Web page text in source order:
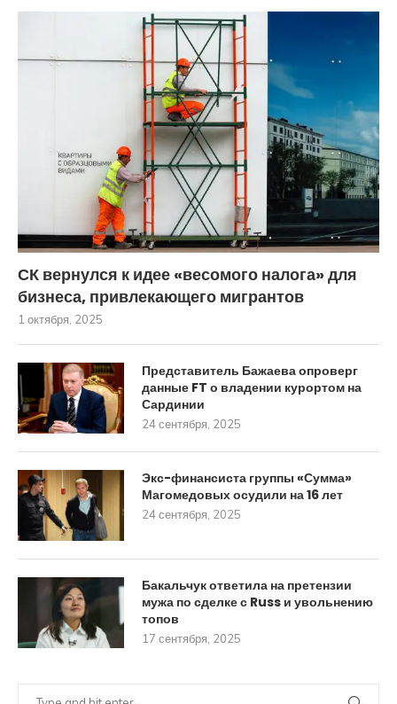
СК вернулся к идее «весомого налога» для
бизнеса, привлекающего мигрантов
1 октября, 2025
Представитель Бажаева опроверг
данные FT о владении курортом на
Сардинии
24 сентября, 2025
Экс-финансиста группы «Сумма»
Магомедовых осудили на 16 лет
24 сентября, 2025
Бакальчук ответила на претензии
мужа по сделке с Russ и увольнению
топов
17 сентября, 2025